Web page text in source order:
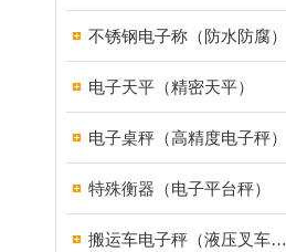
不锈钢电子称（防水防腐）
电子天平（精密天平）
电子桌秤（高精度电子秤）
特殊衡器（电子平台秤）
搬运车电子秤（液压叉车电子称）